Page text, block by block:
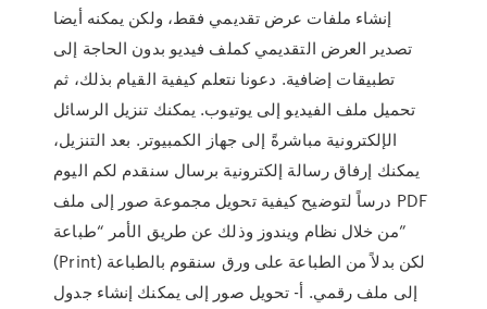
إنشاء ملفات عرض تقديمي فقط، ولكن يمكنه أيضا
تصدير العرض التقديمي كملف فيديو بدون الحاجة إلى
تطبيقات إضافية. دعونا نتعلم كيفية القيام بذلك، ثم
تحميل ملف الفيديو إلى يوتيوب. يمكنك تنزيل الرسائل
الإلكترونية مباشرةً إلى جهاز الكمبيوتر. بعد التنزيل،
يمكنك إرفاق رسالة إلكترونية برسال سنقدم لكم اليوم
درساً لتوضيح كيفية تحويل مجموعة صور إلى ملف PDF
من خلال نظام ويندوز وذلك عن طريق الأمر “طباعة”
(Print) لكن بدلاً من الطباعة على ورق سنقوم بالطباعة
إلى ملف رقمي. أ- تحويل صور إلى يمكنك إنشاء جدول